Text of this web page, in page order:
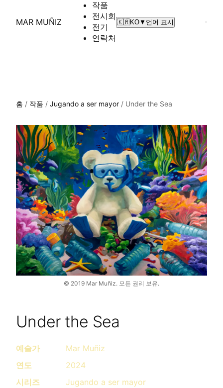
MAR MUÑIZ
작품
전시회
전기
연락처
🇰🇷KO▼ 언어 표시
홈 / 작품 / Jugando a ser mayor / Under the Sea
© 2019 Mar Muñiz. 모든 권리 보유.
Under the Sea
예술가
Mar Muñiz
연도
2024
시리즈
Jugando a ser mayor